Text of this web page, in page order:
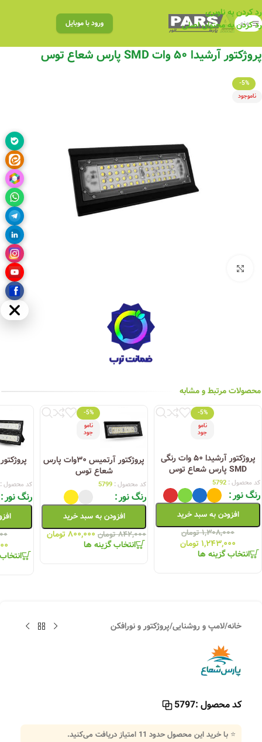
رد کردن به ناوبری
رد کردن به محتوای اصلی
منو ورود با موبایل
پروژکتور آرشیدا ۵۰ وات SMD پارس شعاع توس
-5%
ناموجود
محصولات مرتبط و مشابه
-5%
نامو
جود
پروژکتور آرشیدا ۵۰ وات رنگی
SMD پارس شعاع توس
کد محصول : 5792
رنگ نور
افزودن به سبد خرید
۱,۳۰۸,۰۰۰ تومان
۱,۲۴۳,۰۰۰ تومان
انتخاب گزینه ها
-5%
نامو
جود
پروژکتور آرتمیس ۳۰وات پارس
شعاع توس
کد محصول : 5799
رنگ نور
افزودن به سبد خرید
۸۴۲,۰۰۰ تومان ۸۰۰,۰۰۰تومان
انتخاب گزینه ها
کد محصول
رنگ نور
خانه/لامپ و روشنایی/پروژکتور و نورافکن
کد محصول :5797
⭐ با خرید این محصول حدود 11 امتیاز دریافت می‌کنید.